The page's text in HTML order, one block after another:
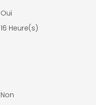
Oui
16 Heure(s)
Non